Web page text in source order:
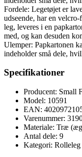
Fordele: Legetøjet er
udseende, har en
leg, leveres i en
med, og kan desuden
Ulemper: Papkartonen
indeholder små dele,
Specifikationer
Producent: Small
Model: 10591
EAN:
Varenummer:
Materiale: Træ
Antal dele: 9
Kategori: